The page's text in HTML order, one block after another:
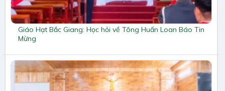
Giáo Hạt Bắc Giang: Học hỏi về Tông Huấn Loan Báo Tin
Mừng